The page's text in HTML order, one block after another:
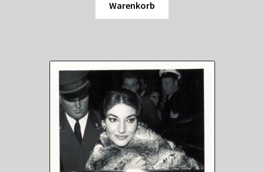
Warenkorb